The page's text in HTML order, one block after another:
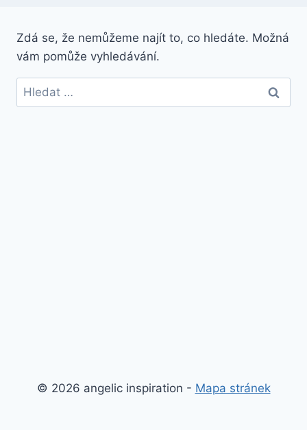
Zdá se, že nemůžeme najít to, co hledáte. Možná
vám pomůže vyhledávání.
Vyhledávání
© 2026 angelic inspiration - Mapa stránek